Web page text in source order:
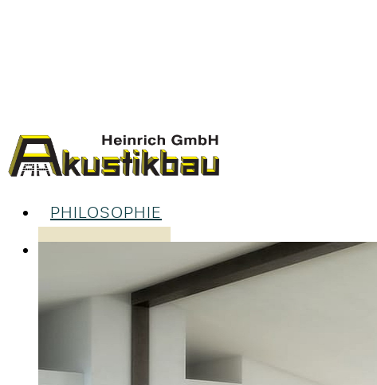
PHILOSOPHIE
UNSERE LEISTUNGEN IM ÜBERBLICK
DÄMMUNG & VERKLEIDUNG